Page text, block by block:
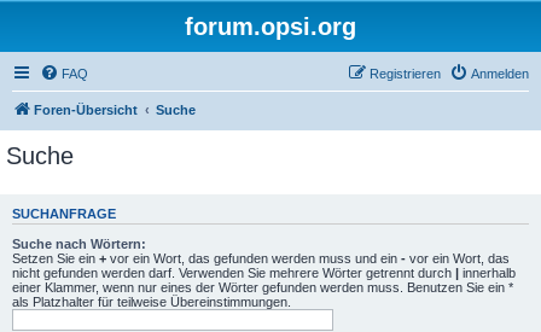
forum.opsi.org
FAQ Anmelden
Registrieren
Foren-Übersicht Suche
Suche
SUCHANFRAGE
Suche nach Wörtern:
Setzen Sie ein + vor ein Wort, das gefunden werden muss und ein - vor ein Wort, das
nicht gefunden werden darf. Verwenden Sie mehrere Wörter getrennt durch | innerhalb
einer Klammer, wenn nur eines der Wörter gefunden werden muss. Benutzen Sie ein *
als Platzhalter für teilweise Übereinstimmungen.